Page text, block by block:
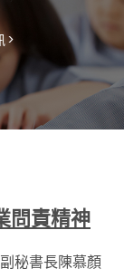
>
問責精神
秘書長陳慕顏